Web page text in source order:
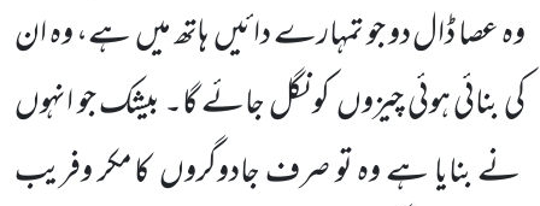
وہ عصا ڈال دو جو تمہارے دائیںہاتھ میںہے، وہ ان
کی بنائی ہوئی چیزوںکو نگل جائے گا۔ بیشک جو انہوں
نے بنایا ہے وہ تو صرف جادوگروںکا مکر وفریب